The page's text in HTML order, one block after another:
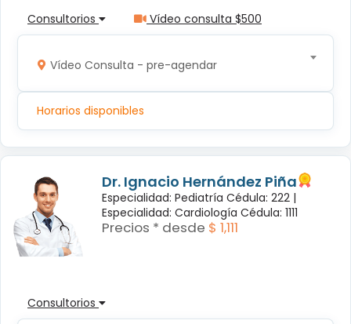
Consultorios Vídeo consulta $500
Vídeo Consulta - pre-agendar
Horarios disponibles
Dr. Ignacio Hernández Piña
Especialidad: Pediatría Cédula: 222 |
Especialidad: Cardiología Cédula: 1111
Precios * desde $ 1,111
Consultorios